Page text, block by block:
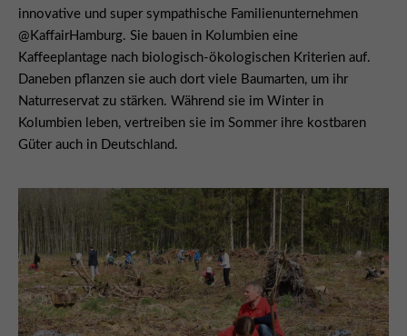
innovative und super sympathische Familienunternehmen
@KaffairHamburg. Sie bauen in Kolumbien eine
Kaffeeplantage nach biologisch-ökologischen Kriterien auf.
Daneben pflanzen sie auch dort viele Baumarten, um ihr
Naturreservat zu stärken. Während sie im Winter in
Kolumbien leben, vertreiben sie im Sommer ihre kostbaren
Güter auch in Deutschland.